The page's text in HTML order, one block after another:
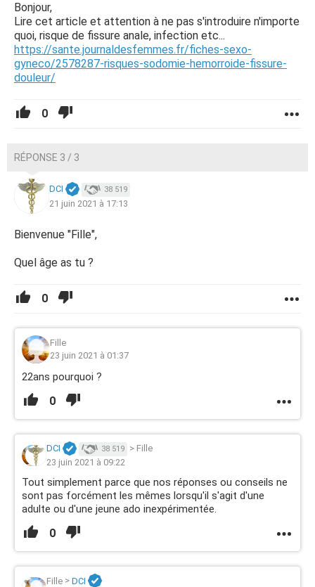
Bonjour,
Lire cet article et attention à ne pas s'introduire n'importe
quoi, risque de fissure anale, infection etc...
https://sante.journaldesfemmes.fr/fiches-sexo-
gyneco/2578287-risques-sodomie-hemorroide-fissure-
douleur/
0
RÉPONSE 3 / 3
DCI 38 519
21 juin 2021 à 17:13
Bienvenue "Fille",
Quel âge as tu ?
0
Fille
23 juin 2021 à 01:37
22ans pourquoi ?
0
DCI 38 519 > Fille
23 juin 2021 à 09:22
Tout simplement parce que nos réponses ou conseils ne
sont pas forcément les mêmes lorsqu'il s'agit d'une
adulte ou d'une jeune ado inexpérimentée.
0
Fille > DCI